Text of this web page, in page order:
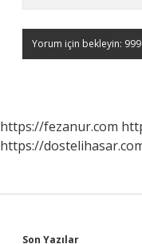
https://fezanur.com
https://
Son Yazılar